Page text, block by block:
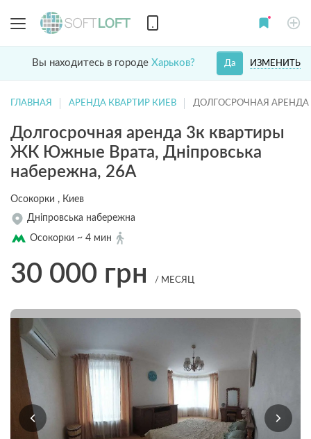
Вы находитесь в городе Харьков? ИЗМЕНИТЬ
Да
ГЛАВНАЯ АРЕНДА КВАРТИР КИЕВ ДОЛГОСРОЧНАЯ
Долгосрочная аренда 3к квартиры
ЖК Южные Врата, Дніпровська
набережна, 26А
Осокорки , Киев
Дніпровська набережна
Осокорки ~ 4 мин
30 000 грн / МЕСЯЦ